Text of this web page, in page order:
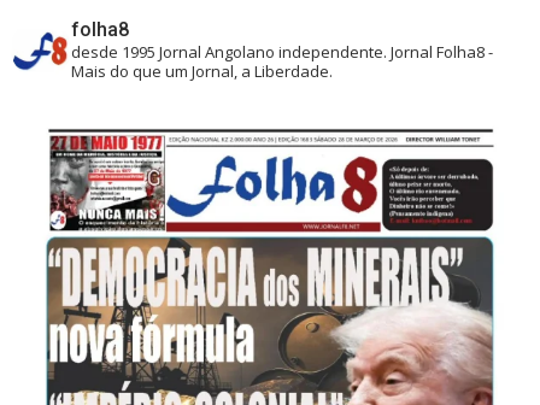
folha8
desde 1995 Jornal Angolano independente.Jornal Folha8 -
Mais do que um Jornal, a Liberdade.